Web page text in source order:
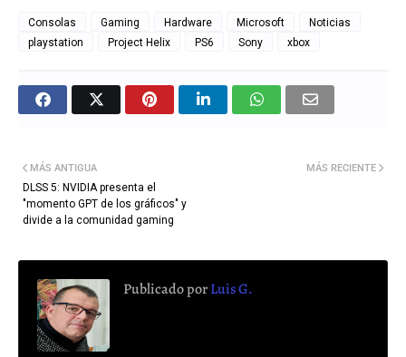
Consolas Gaming Hardware Microsoft
Noticias
playstation
Project Helix PS6 Sony xbox
MÁS RECIENTE
MÁS ANTIGUA
DLSS 5: NVIDIA presenta el
"momento GPT de los gráficos" y
divide a la comunidad gaming
Publicado porLuis G.